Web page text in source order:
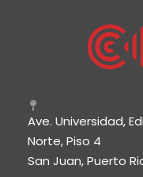
Ave. Universidad,
Norte, Piso 4
San Juan, Puerto